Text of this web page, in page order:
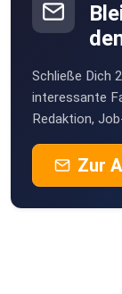
Schließe Dich
interessante
Redaktion,
Zur